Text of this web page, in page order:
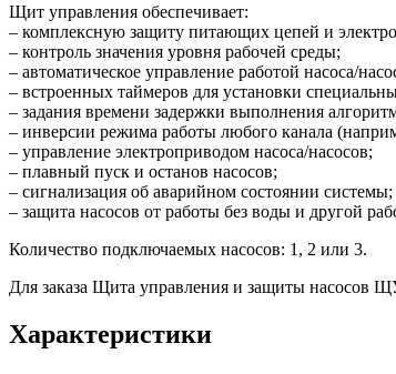
Щит управления обеспечивает:
– комплексную защиту питающих цепей и
– контроль значения уровня рабочей среды;
– автоматическое управление работой насоса/
– встроенных таймеров для установки
– задания времени задержки выполнения
– инверсии режима работы любого канала
– управление электроприводом насоса/насосов;
– плавный пуск и останов насосов;
– сигнализация об аварийном состоянии системы;
– защита насосов от работы без воды и другой
Количество подключаемых насосов: 1, 2 или 3.
Для заказа Щита управления и защиты насосов
Характеристики